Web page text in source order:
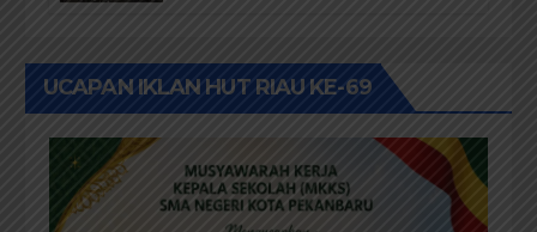
UCAPAN IKLAN HUT RIAU KE-69